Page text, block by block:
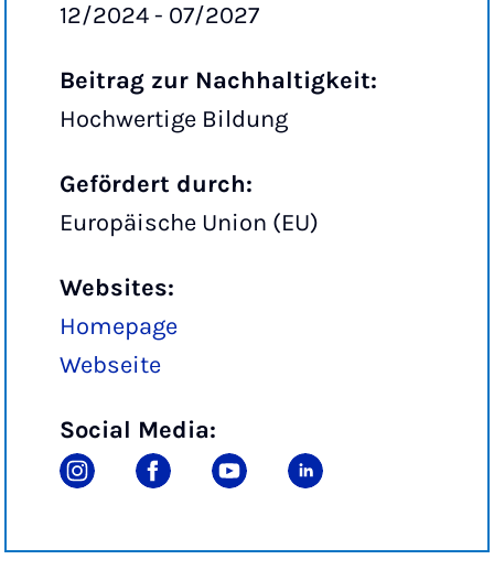
12/2024 - 07/2027
Beitrag zur Nachhaltigkeit:
Hochwertige Bildung
Gefördert durch:
Europäische Union (EU)
Websites:
Homepage
Webseite
Social Media: